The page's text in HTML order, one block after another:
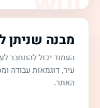
מבנה שניתן
העמוד יכול להתחבר
עיר, דוגמאות עבודה
האתר.